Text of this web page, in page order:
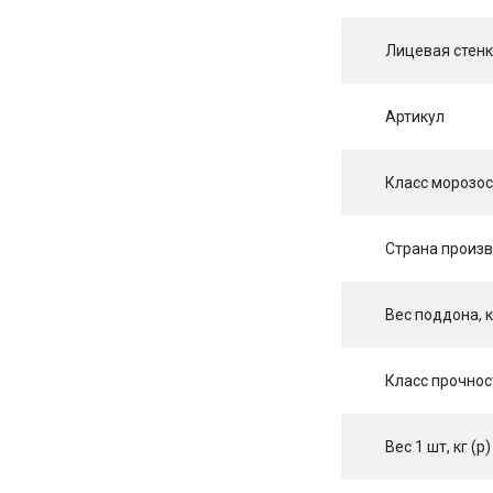
Лицевая
Артикул
Класс
Страна
Вес поддона,
Класс
Вес 1 шт, кг (p)